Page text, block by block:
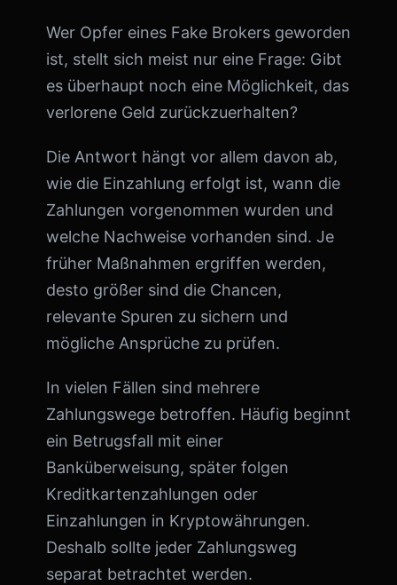
Wer Opfer eines Fake Brokers geworden
ist, stellt sich meist nur eine Frage: Gibt
es überhaupt noch eine Möglichkeit, das
verlorene Geld zurückzuerhalten?
Die Antwort hängt vor allem davon ab,
wie die Einzahlung erfolgt ist, wann die
Zahlungen vorgenommen wurden und
welche Nachweise vorhanden sind. Je
früher Maßnahmen ergriffen werden,
desto größer sind die Chancen,
relevante Spuren zu sichern und
mögliche Ansprüche zu prüfen.
In vielen Fällen sind mehrere
Zahlungswege betroffen. Häufig beginnt
ein Betrugsfall mit einer
Banküberweisung, später folgen
Kreditkartenzahlungen oder
Einzahlungen in Kryptowährungen.
Deshalb sollte jeder Zahlungsweg
separat betrachtet werden.